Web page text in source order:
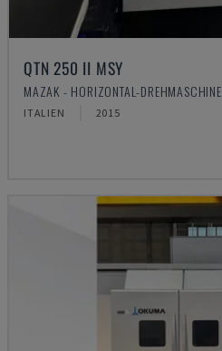
QTN 250 II MSY
MAZAK - HORIZONTAL-DREHMASCHINE
ITALIEN 2015